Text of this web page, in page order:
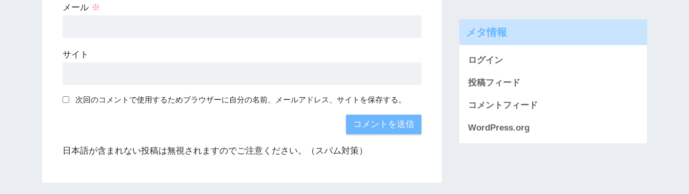
メール ※
サイト
次回のコメントで使用するためブラウザーに自分の名前、メールアドレス、サイトを保存する。
日本語が含まれない投稿は無視されますのでご注意ください。（スパム対策）
メタ情報
ログイン
投稿フィード
コメントフィード
WordPress.org